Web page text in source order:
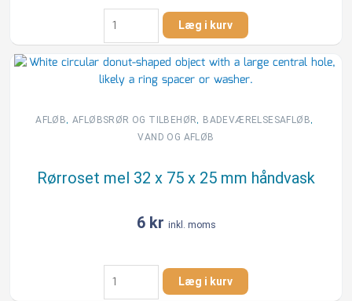
Purus
PUM
bundventil-
vinkel
40
X
lugtspærre
Læg i kurv
AFLØB, AFLØBSRØR OG TILBEHØR, BADEVÆRELSESAFLØB,
VAND OG AFLØB
Rørroset mel 32 x 75 x 25 mm håndvask
6 kr inkl. moms
Rørroset
mel
Læg i kurv